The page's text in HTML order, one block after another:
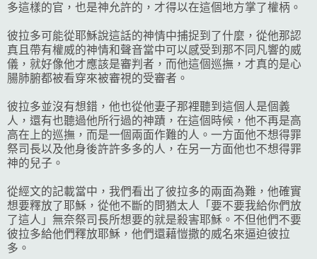
多這樣的官，也是神允許的，才得以在這個地方掌了權柄。
彼拉多可能從耶穌說這話的神情中捕捉到了什麼，從他那認
真且帶有權威的神情和聲音當中可以感受到那不同凡響的威
儀，就好像他才應該是審判者，而他這個巡撫，才真的是心
腸肺腑都被看穿來被審視的受審者。
彼拉多並沒有想錯，他也從他妻子那裡聽到這個人是個義
人，還有也聽過他所行過的神蹟，在這個時候，他不再是高
高在上的巡撫，而是一個兩面作難的人。一方面他不想得罪
祭司長以及他身後許許多多的人，在另一方面他也不想得罪
神的兒子。
從經文的記載當中，我們看出了彼拉多的兩面為難，他確實
想要釋放了耶穌，從他不斷的問猶太人「要不要我給你們放
了這人」無奈祭司長所想要的就是殺害耶穌。不但他們不要
彼拉多給他們釋放耶穌，他們還藉愷撒的威名來逼迫彼拉
多。